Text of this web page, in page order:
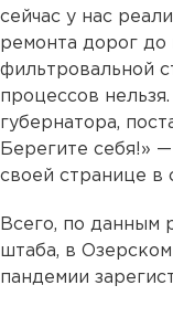
сейчас у нас
ремонта дорог до
фильтровальной
процессов
губернатора,
Берегите себя!» —
своей странице в
Всего, по данным
штаба, в
пандемии